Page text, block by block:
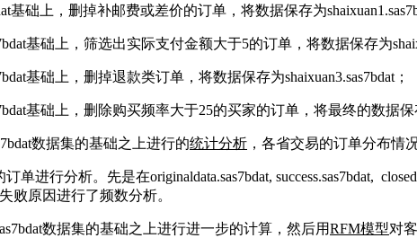
基础上，删掉补邮费或差价的订单，将数据保存为
基础上，筛选出实际支付金额大于5的订单 ，将数据保存为
基础上，删掉退款类订单，将数据保存为shaixuan3.sas7bdat；
基础上，删除购买频率大于25的买家的订单 ，将最终的数据保
数据集的基础之上进行的统计分析 ，各省交易的订单分布情况
单进行分析。先是在originaldata.sas7bdat, success.sas7bdat,
败原因进行了频数分析。
数据集的基础之上进行进一步的计算，然后用RFM模型对